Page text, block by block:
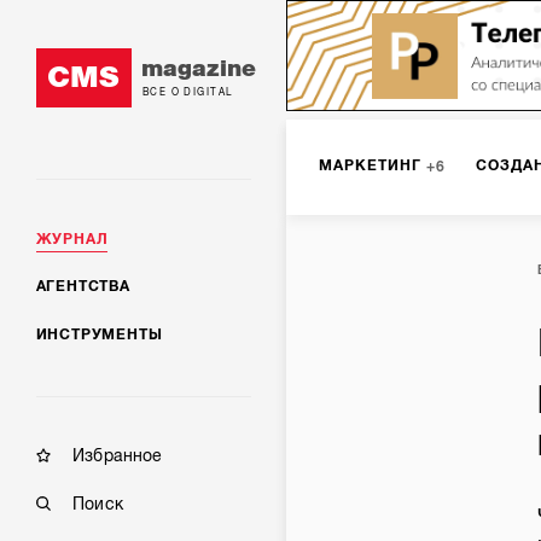
CMS magazine
ВСЕ О DIGITAL
ЖУРНАЛ
АГЕНТСТВА
ИНСТРУМЕНТЫ
Избранное
Поиск
МАРКЕТИНГ 6
МОБИЛЬНАЯ РАЗРАБОТКА